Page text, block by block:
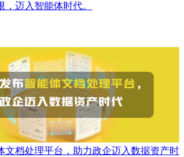
迈入智能体时代。
文档处理平台，助力政企迈入数据资产时